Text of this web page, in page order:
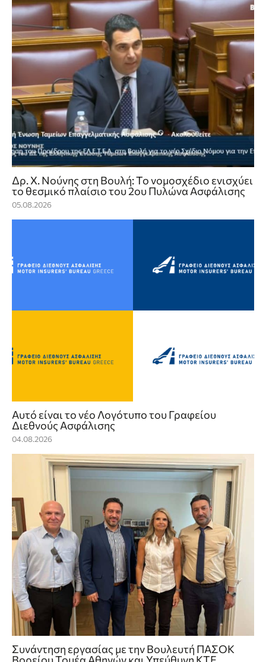
Δρ. Χ. Νούνης στη Βουλή: Το νομοσχέδιο ενισχύει
το θεσμικό πλαίσιο του 2ου Πυλώνα Ασφάλισης
05.08.2026
Αυτό είναι το νέο Λογότυπο του Γραφείου
Διεθνούς Ασφάλισης
04.08.2026
Συνάντηση εργασίας με την Βουλευτή ΠΑΣΟΚ